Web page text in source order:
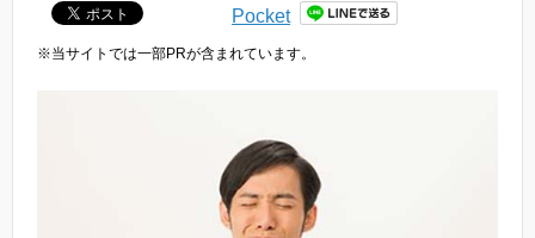
Pocket
※当サイトでは一部PRが含まれています。